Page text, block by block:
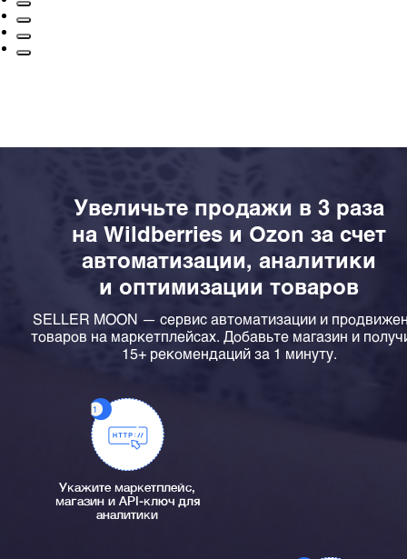
Увеличьте продажи в 3 раза
на Wildberries и Ozon за счет
автоматизации, аналитики
и оптимизации товаров
SELLER MOON — сервис автоматизации и
товаров на маркетплейсах. Добавьте магазин и
15+ рекомендаций за 1 минуту.
Укажите маркетплейс,
магазин и API-ключ для
аналитики